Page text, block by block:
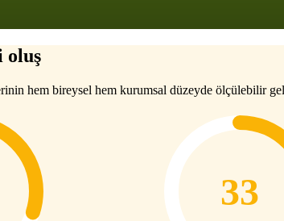
oluş
hem bireysel hem kurumsal düzeyde ölçülebilir
33